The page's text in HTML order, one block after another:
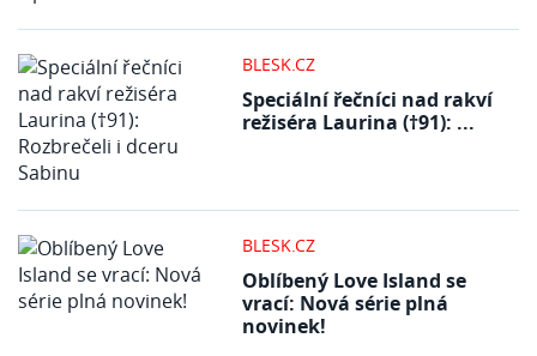
BLESK.CZ
Speciální řečníci nad rakví
režiséra Laurina (†91): ...
BLESK.CZ
Oblíbený Love Island se
vrací: Nová série plná
novinek!